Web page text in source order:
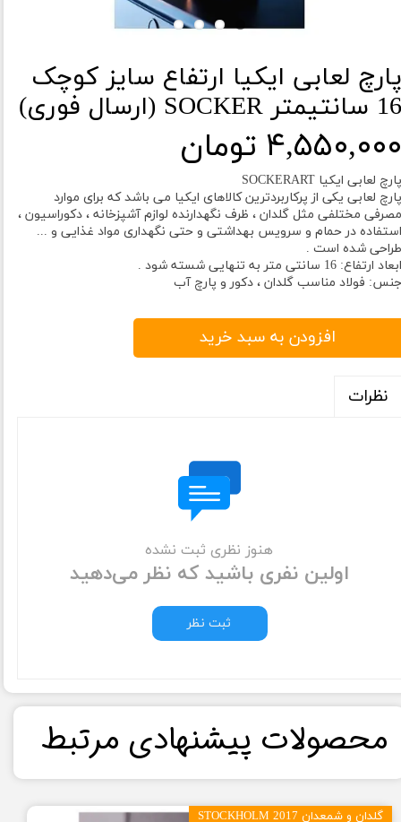
پارچ لعابی ایکیا ارتفاع سایز کوچک
16 سانتیمتر SOCKER (ارسال فوری)
۴,۵۵۰,۰۰۰ تومان
پارچ لعابی ایکیا SOCKERART
پارچ لعابی یکی از پرکاربردترین کالاهای ایکیا می باشد که برای موارد
مصرفی مختلفی مثل گلدان ، ظرف نگهدارنده لوازم آشپزخانه ، دکوراسیون ،
استفاده در حمام و سرویس بهداشتی و حتی نگهداری مواد غذایی و ...
طراحی شده است .
ابعاد ارتفاع: 16 سانتی متر به تنهایی شسته شود .
جنس: فولاد مناسب گلدان ، دکور و پارچ آب
افزودن به سبد خرید
نظرات
هنوز نظری ثبت نشده
اولین نفری باشید که نظر می‌دهید
ثبت نظر
گلدان و شمعدان STOCKHOLM 2017
​محصولات پیشنهادی مرتبط​​​​​​​